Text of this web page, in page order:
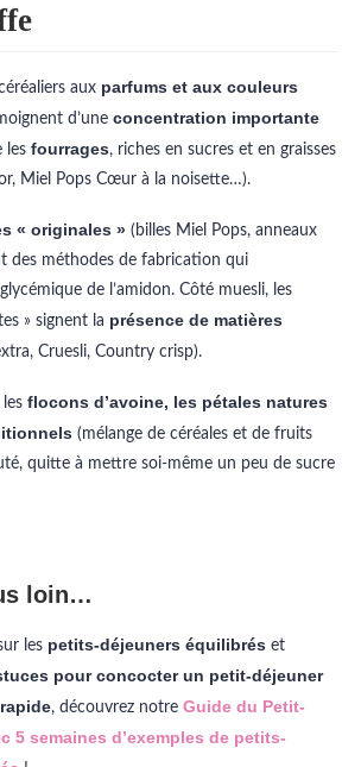
aux parfums et aux couleurs
d’une concentration importante
les fourrages, riches en sucres et en graisses
Miel Pops Cœur à la noisette…).
« originales » (billes Miel Pops, anneaux
des méthodes de fabrication qui
de l’amidon. Côté muesli, les
» signent la présence de matières
Cruesli, Country crisp).
flocons d’avoine, les pétales natures
(mélange de céréales et de fruits
quitte à mettre soi-même un peu de sucre
loin…
les petits-déjeuners équilibrés et
pour concocter un petit-déjeuner
, découvrez notre Guide du Petit-
5 semaines d’exemples de petits-